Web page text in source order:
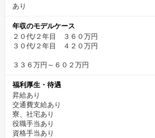
あり
年収のモデルケース
２０代/２年目 ３６０万円
３０代/２年目 ４２０万円
３３６万円～６０２万円
福利厚生・待遇
昇給あり
交通費支給あり
寮、社宅あり
役職手当あり
資格手当あり